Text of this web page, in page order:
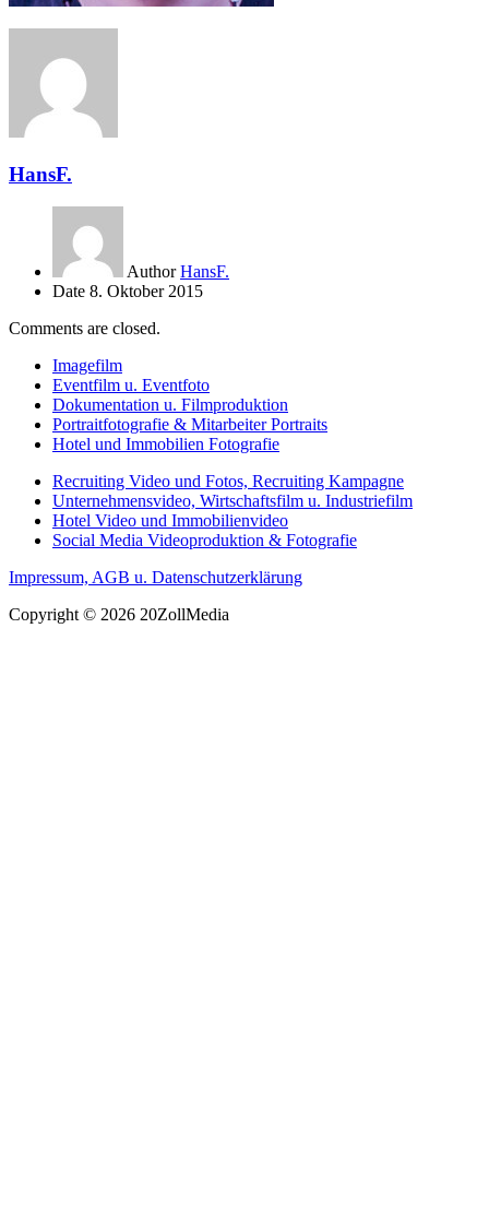
HansF.
Author HansF.
Date 8. Oktober 2015
Comments are closed.
Imagefilm
Eventfilm u. Eventfoto
Dokumentation u. Filmproduktion
Portraitfotografie & Mitarbeiter Portraits
Hotel und Immobilien Fotografie
Recruiting Video und Fotos, Recruiting Kampagne
Unternehmensvideo, Wirtschaftsfilm u. Industriefilm
Hotel Video und Immobilienvideo
Social Media Videoproduktion & Fotografie
Impressum, AGB u. Datenschutzerklärung
Copyright © 2026 20ZollMedia